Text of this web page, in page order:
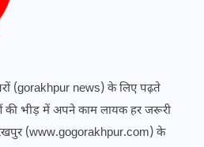
(gorakhpur news) के लिए पढ़ते
की भीड़ में अपने काम लायक हर जरूरी
(www.gogorakhpur.com) के